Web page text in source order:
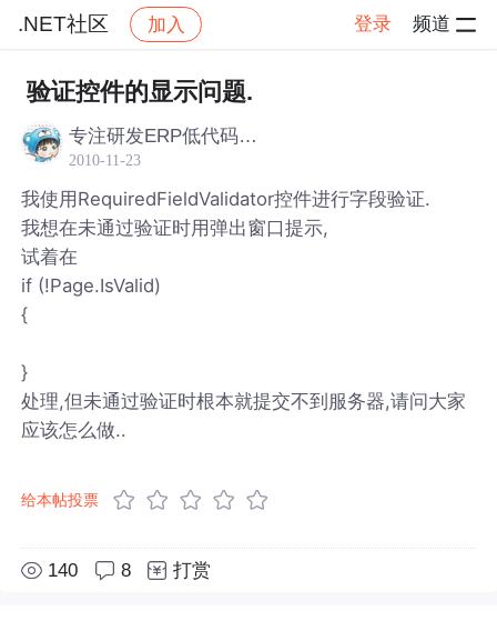
.NET社区 加入 登录 频道
社区 .NET社区 帖子详情
验证控件的显示问题.
专注研发ERP低代码开发平台
2010-11-23
我使用RequiredFieldValidator控件进行字段验证.
我想在未通过验证时用弹出窗口提示,
试着在
if (!Page.IsValid)
{
}
处理,但未通过验证时根本就提交不到服务器,请问大家
应该怎么做..
给本帖投票
140 8 打赏